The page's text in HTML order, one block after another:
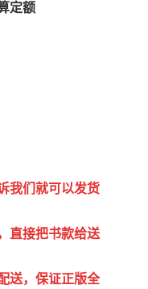
定额
我们就可以发货
直接把书款给送
送，保证正版全